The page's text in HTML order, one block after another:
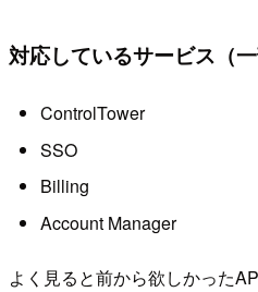
対応しているサービス（一
ControlTower
SSO
Billing
Account Manager
よく見ると前から欲しかった